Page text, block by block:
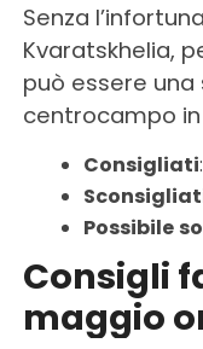
Senza
Kvaratskhelia,
può essere
centrocampo in
Consigliati
Possibile
Consigli
maggio